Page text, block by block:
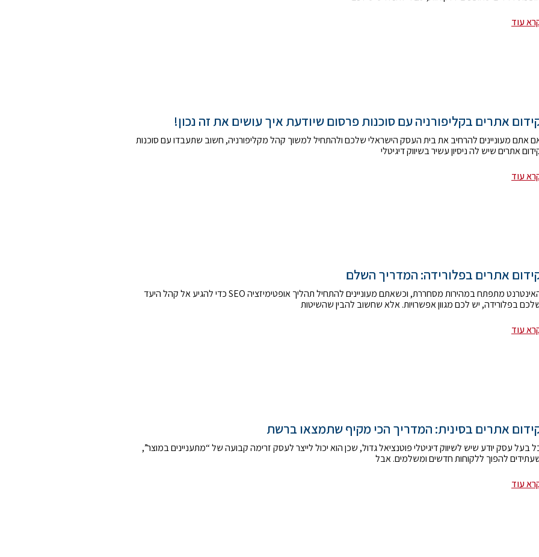
עוד
אתרים בקליפורניה עם סוכנות פרסום שיודעת איך עושים את זה נכון!
אתם מעוניינים להרחיב את בית העסק הישראלי שלכם ולהתחיל למשוך קהל מקליפורניה, חשוב שתעבדו עם סוכנות
אתרים שיש לה ניסיון עשיר בשיווק דיגיטלי
עוד
אתרים בפלורידה: המדריך השלם
האינטרנט מתפתח במהירות מסחררת, וכשאתם מעוניינים להתחיל תהליך אופטימיזציה SEO כדי להגיע אל קהל היעד
בפלורידה, יש לכם מגוון אפשרויות. אלא שחשוב להבין שהשיטות
עוד
אתרים בסינית: המדריך הכי מקיף שתמצאו ברשת
בעל עסק יודע שיש לשיווק דיגיטלי פוטנציאל גדול, שכן הוא יכול לייצר לעסק זרימה קבועה של “מתעניינים במוצר”,
להפוך ללקוחות חדשים ומשלמים. אבל
עוד